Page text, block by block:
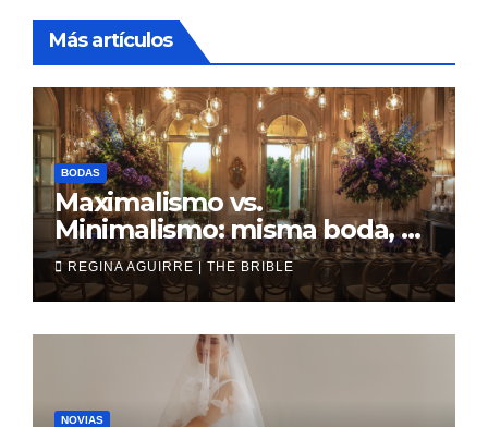
Más artículos
BODAS
Maximalismo vs.
Minimalismo: misma boda, al
revés
REGINA AGUIRRE | THE BRIBLE
NOVIAS